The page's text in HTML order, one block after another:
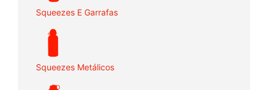
Squeezes E Garrafas
Squeezes Metálicos